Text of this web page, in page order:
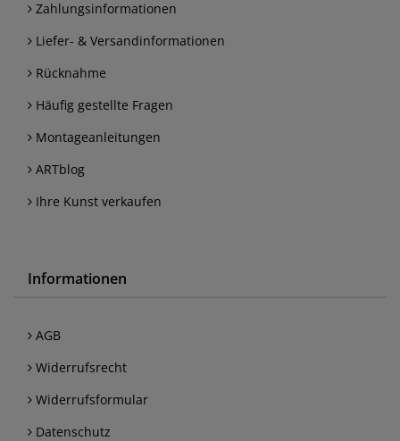
Zahlungsinformationen
Liefer- & Versandinformationen
Rücknahme
Häufig gestellte Fragen
Montageanleitungen
ARTblog
Ihre Kunst verkaufen
Informationen
AGB
Widerrufsrecht
Widerrufsformular
Datenschutz